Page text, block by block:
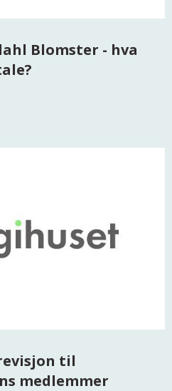
Blomster - hva
til
medlemmer